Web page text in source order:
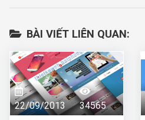
BÀI VIẾT LIÊN QUAN:
22/09/2013 34565